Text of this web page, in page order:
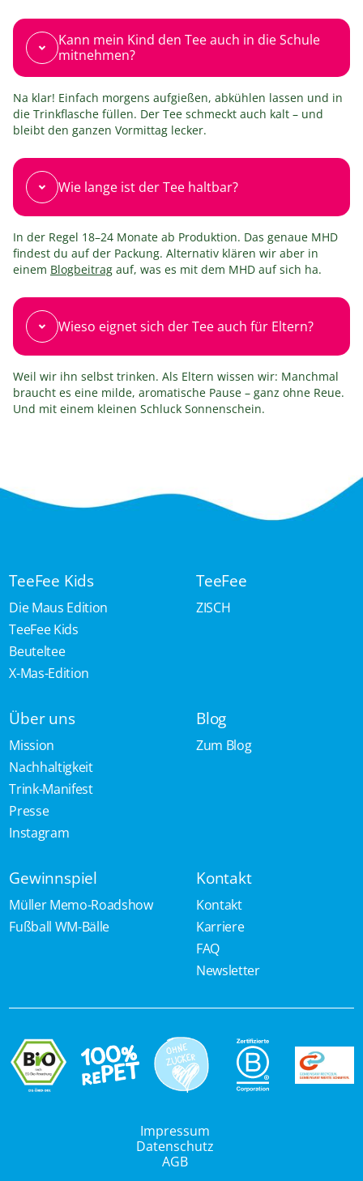
Kann mein Kind den Tee auch in die Schule
mitnehmen?
Na klar! Einfach morgens aufgießen, abkühlen lassen und in
die Trinkflasche füllen. Der Tee schmeckt auch kalt – und
bleibt den ganzen Vormittag lecker.
Wie lange ist der Tee haltbar?
In der Regel 18–24 Monate ab Produktion. Das genaue MHD
findest du auf der Packung. Alternativ klären wir aber in
einem Blogbeitrag auf, was es mit dem MHD auf sich ha.
Wieso eignet sich der Tee auch für Eltern?
Weil wir ihn selbst trinken. Als Eltern wissen wir: Manchmal
braucht es eine milde, aromatische Pause – ganz ohne Reue.
Und mit einem kleinen Schluck Sonnenschein.
TeeFee Kids
Die Maus Edition
TeeFee Kids
Beuteltee
X-Mas-Edition
TeeFee
ZISCH
Über uns
Mission
Nachhaltigkeit
Trink-Manifest
Presse
Instagram
Blog
Zum Blog
Gewinnspiel
Müller Memo-Roadshow
Fußball WM-Bälle
Kontakt
Kontakt
Karriere
FAQ
Newsletter
Impressum
Datenschutz
AGB